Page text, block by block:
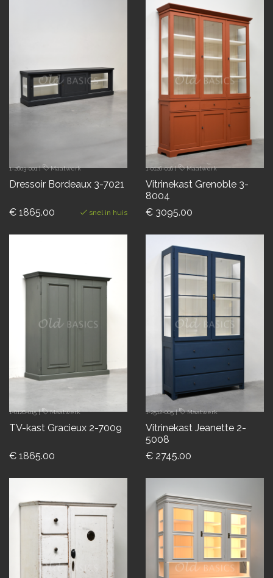
1-2603-001| Maatwerk
Dressoir Bordeaux 3-7021
€ 1865.00 snel in huis
1-0126-016| Maatwerk
Vitrinekast Grenoble 3-
8004
€ 3095.00
1-0126-015| Maatwerk
TV-kast Gracieux 2-7009
€ 1865.00
1-2512-005| Maatwerk
Vitrinekast Jeanette 2-
5008
€ 2745.00